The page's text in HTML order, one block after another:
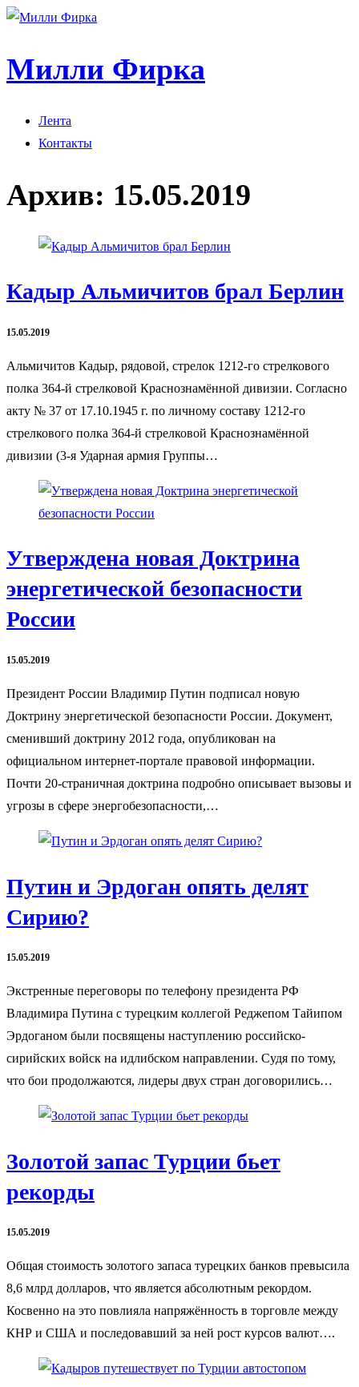
Милли Фирка
Лента
Контакты
Архив: 15.05.2019
Кадыр Альмичитов брал Берлин
15.05.2019
Альмичитов Кадыр, рядовой, стрелок 1212-го стрелкового
полка 364-й стрелковой Краснознамённой дивизии. Согласно
акту № 37 от 17.10.1945 г. по личному составу 1212-го
стрелкового полка 364-й стрелковой Краснознамённой
дивизии (3-я Ударная армия Группы…
Утверждена новая Доктрина
энергетической безопасности
России
15.05.2019
Президент России Владимир Путин подписал новую
Доктрину энергетической безопасности России. Документ,
сменивший доктрину 2012 года, опубликован на
официальном интернет-портале правовой информации.
Почти 20-страничная доктрина подробно описывает вызовы и
угрозы в сфере энергобезопасности,…
Путин и Эрдоган опять делят
Сирию?
15.05.2019
Экстренные переговоры по телефону президента РФ
Владимира Путина с турецким коллегой Реджепом Тайипом
Эрдоганом были посвящены наступлению российско-
сирийских войск на идлибском направлении. Судя по тому,
что бои продолжаются, лидеры двух стран договорились…
Золотой запас Турции бьет
рекорды
15.05.2019
Общая стоимость золотого запаса турецких банков превысила
8,6 млрд долларов, что является абсолютным рекордом.
Косвенно на это повлияла напряжённость в торговле между
КНР и США и последовавший за ней рост курсов валют….